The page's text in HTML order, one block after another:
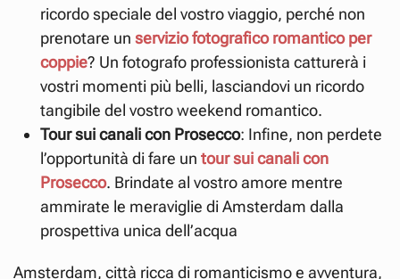
ricordo speciale del vostro viaggio, perché non
prenotare un servizio fotografico romantico per
coppie? Un fotografo professionista catturerà i
vostri momenti più belli, lasciandovi un ricordo
tangibile del vostro weekend romantico.
Tour sui canali con Prosecco: Infine, non perdete
l’opportunità di fare un tour sui canali con
Prosecco. Brindate al vostro amore mentre
ammirate le meraviglie di Amsterdam dalla
prospettiva unica dell’acqua
Amsterdam, città ricca di romanticismo e avventura,